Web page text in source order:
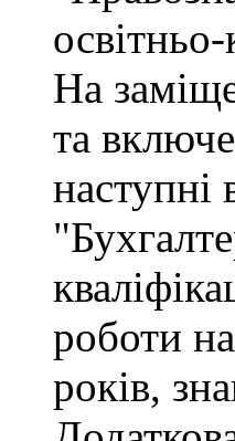
На
та
наступні
роботи
років,